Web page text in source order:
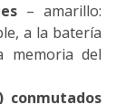
– amarillo:
a la batería
memoria del
conmutados